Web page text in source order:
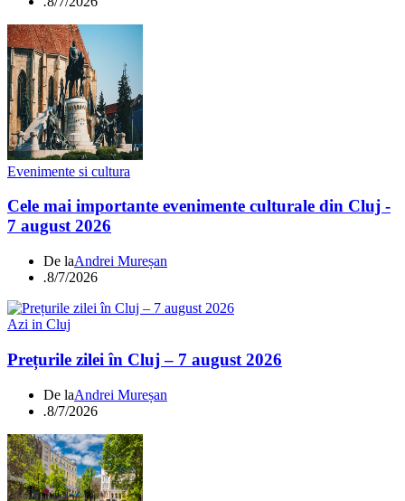
Evenimente si cultura
Cele mai importante evenimente culturale din Cluj -
7 august 2026
De laAndrei Mureșan
.8/7/2026
Azi in Cluj
Prețurile zilei în Cluj – 7 august 2026
De laAndrei Mureșan
.8/7/2026